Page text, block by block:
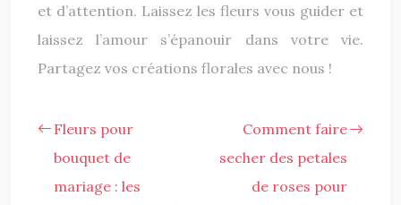
et d’attention. Laissez les fleurs vous guider et
laissez l’amour s’épanouir dans votre vie.
Partagez vos créations florales avec nous !
Fleurs pour
bouquet de
mariage : les
Comment faire
secher des petales
de roses pour